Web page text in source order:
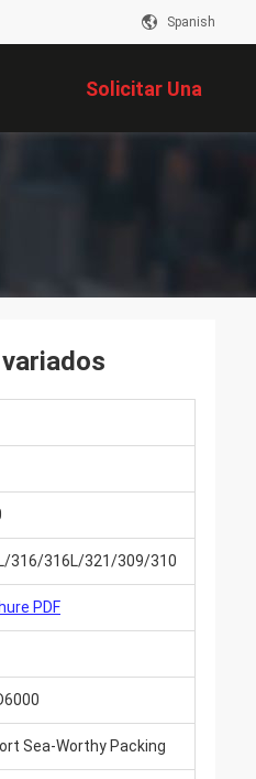
Spanish
Solicitar Una
Cotización
316/316L/321/309/310
PDF
Sea-Worthy Packing